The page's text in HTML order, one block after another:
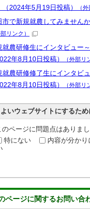
（2024年5月19日投稿）
（
市で新規就農してみません
部リンク）
就農研修生にインタビュー
年8月10日投稿）
（外部リ
就農研修修了生にインタビ
年8月10日投稿）
（外部リ
いウェブサイトにするた
のページに問題点はありま
特にない
内容が分かり
ページに関するお問い合